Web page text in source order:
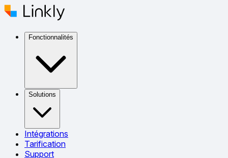
Fonctionnalités
Solutions
Intégrations
Tarification
Support